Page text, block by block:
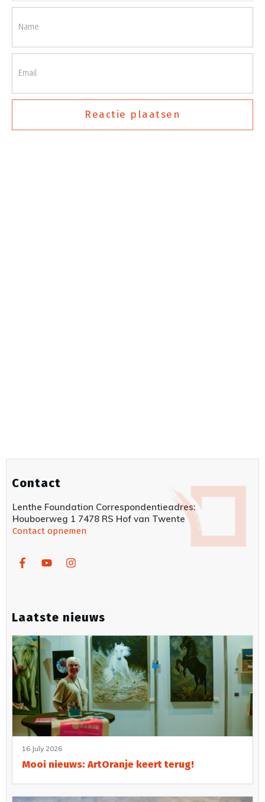
Reactie plaatsen
Contact
Lenthe Foundation Correspondentieadres:
Houboerweg 1 7478 RS Hof van Twente
Contact opnemen
Laatste nieuws
16 July 2026
Mooi nieuws: ArtOranje keert terug!